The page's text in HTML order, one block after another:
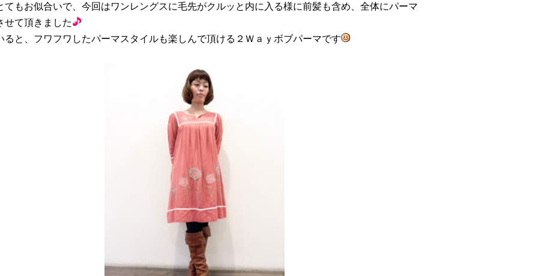
てもお似合いで、今回はワンレングスに毛先がクルッと内に入る様に前髪も含め、全体にパーマ
せて頂きました
ると、フワフワしたパーマスタイルも楽しんで頂ける２Ｗａｙボブパーマです